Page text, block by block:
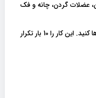
عضلات گردن، چانه و فک
زبان را به مدت 10 ثانیه بیرون داده و رها کنید. این کار را 10 بار تکرار